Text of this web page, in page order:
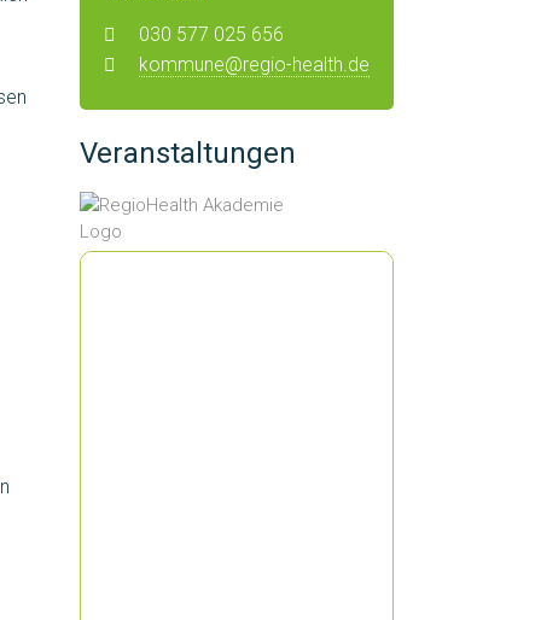
030 577 025 656
kommune@regio-health.de
Veranstaltungen